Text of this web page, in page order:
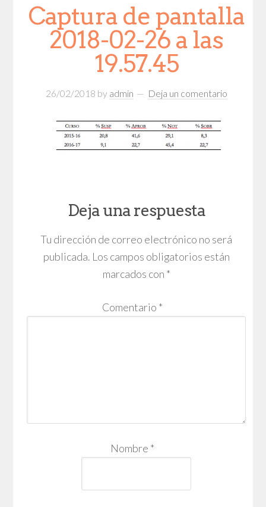
Captura de pantalla
2018-02-26 a las
19.57.45
26/02/2018 by admin Deja un comentario
Deja una respuesta
Tu dirección de correo electrónico no será
publicada. Los campos obligatorios están
marcados con *
Comentario *
Nombre *